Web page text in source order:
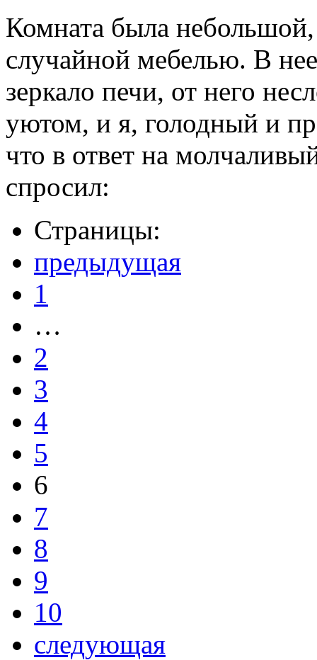
Комната была небольшой,
случайной мебелью. В
зеркало печи, от него
уютом, и я, голодный и
что в ответ на
спросил:
Страницы:
предыдущая
1
…
2
3
4
5
6
7
8
9
10
следующая